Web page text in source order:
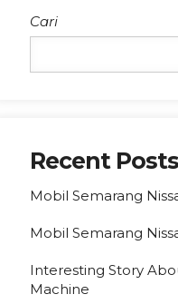
Cari
Recent Posts
Mobil Semarang
Mobil Semarang
Interesting Story
Machine